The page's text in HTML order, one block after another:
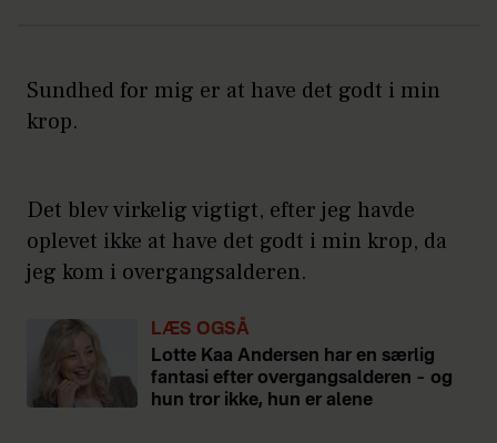
Sundhed for mig er at have det godt i min
krop.
Det blev virkelig vigtigt, efter jeg havde
oplevet ikke at have det godt i min krop, da
jeg kom i overgangsalderen.
LÆS OGSÅ
Lotte Kaa Andersen har en særlig
fantasi efter overgangsalderen – og
hun tror ikke, hun er alene